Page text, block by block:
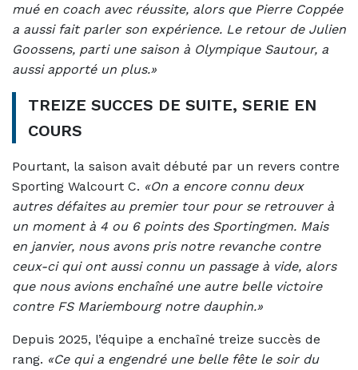
mué en coach avec réussite, alors que Pierre Coppée
a aussi fait parler son expérience. Le retour de Julien
Goossens, parti une saison à Olympique Sautour, a
aussi apporté un plus.»
TREIZE SUCCES DE SUITE, SERIE EN
COURS
Pourtant, la saison avait débuté par un revers contre
Sporting Walcourt C. «On a encore connu deux
autres défaites au premier tour pour se retrouver à
un moment à 4 ou 6 points des Sportingmen. Mais
en janvier, nous avons pris notre revanche contre
ceux-ci qui ont aussi connu un passage à vide, alors
que nous avions enchaîné une autre belle victoire
contre FS Mariembourg notre dauphin.»
Depuis 2025, l’équipe a enchaîné treize succès de
rang. «Ce qui a engendré une belle fête le soir du